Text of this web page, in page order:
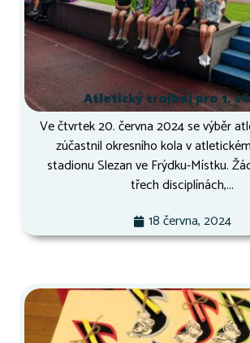
Atletický trojboj pro 1.
Ve čtvrtek 20. června 2024 se výběr
zúčastnil okresního kola v
stadionu Slezan ve Frýdku-Místku.
třech disciplínách,...
18 června, 2024